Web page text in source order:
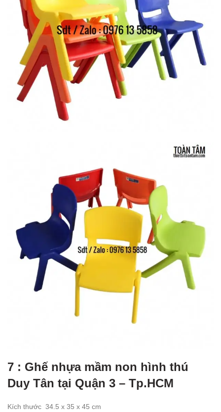
7 : Ghế nhựa mầm non hình thú
Duy Tân tại Quận 3 – Tp.HCM
Kích thước 34.5 x 35 x 45 cm